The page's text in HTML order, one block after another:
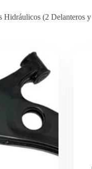
Hidráulicos (2 Delanteros